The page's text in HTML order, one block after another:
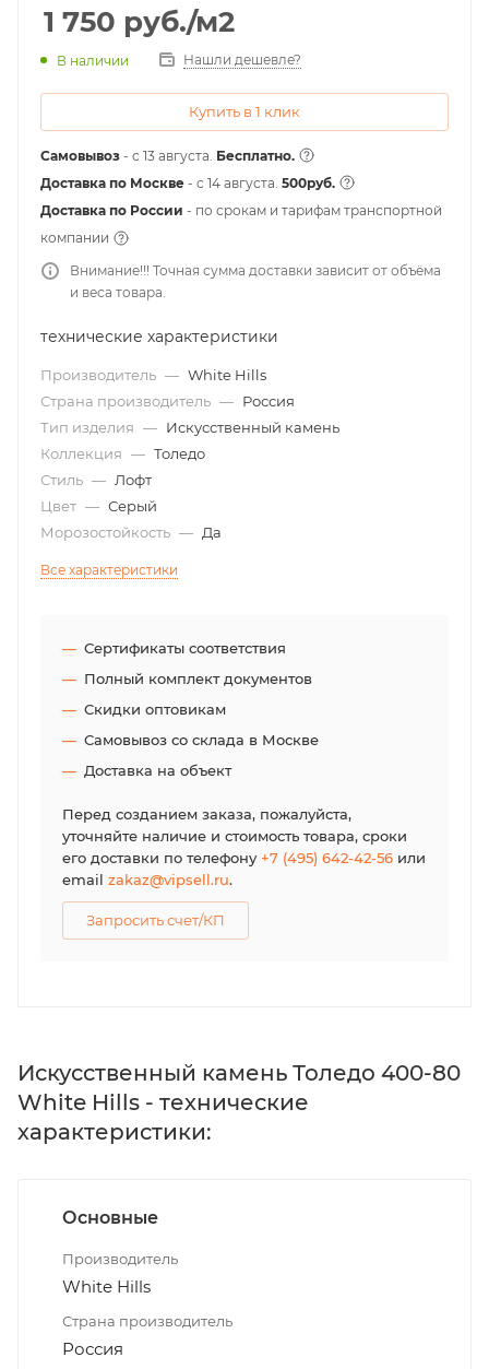
1 750 руб./м2
В наличии Нашли дешевле?
Купить в 1 клик
Самовывоз - с 13 августа. Бесплатно.
Доставка по Москве - c 14 августа. 500руб.
Доставка по России - по срокам и тарифам транспортной
компании
Внимание!!! Точная сумма доставки зависит от объёма
и веса товара.
технические характеристики
Производитель — White Hills
Страна производитель — Россия
Тип изделия — Искусственный камень
Коллекция — Толедо
Стиль — Лофт
Цвет — Серый
Морозостойкость — Да
Все характеристики
Сертификаты соответствия
Полный комплект документов
Скидки оптовикам
Самовывоз со склада в Москве
Доставка на объект
Перед созданием заказа, пожалуйста,
уточняйте наличие и стоимость товара, сроки
его доставки по телефону+7 (495) 642-42-56 или
email zakaz@vipsell.ru.
Запросить счет/КП
Искусственный камень Толедо 400-80
White Hills - технические
характеристики:
Основные
Производитель
White Hills
Страна производитель
Россия